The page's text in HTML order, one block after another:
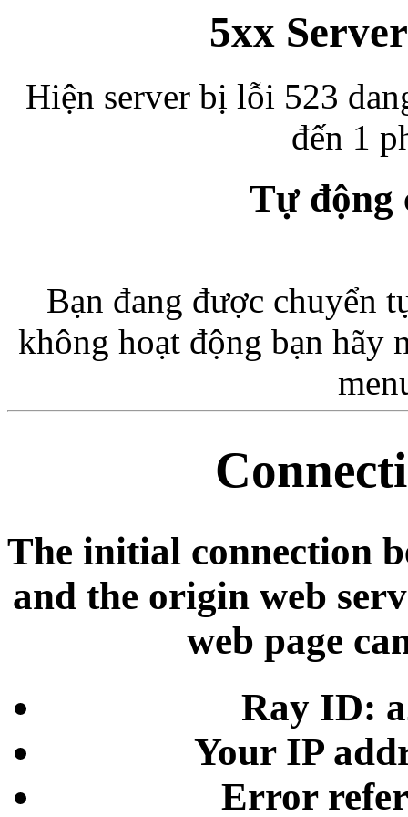
5xx
Hiện server bị lỗi 523
đến 1
Tự động
Bạn đang được chuyển
không hoạt động bạn hãy
The initial connection
and the origin web
web page
Ray ID:
Your IP
Error